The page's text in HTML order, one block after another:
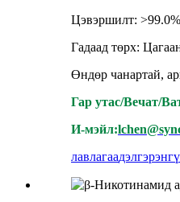
Цэвэршилт:
Гадаад төрх:
Өндөр чанартай,
Гар утас/Вечат/
И-мэйл:
лавлагаа